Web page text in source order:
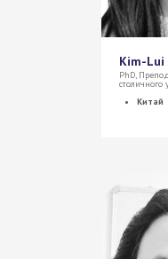
Kim-Lui
PhD,
столичного
Китай